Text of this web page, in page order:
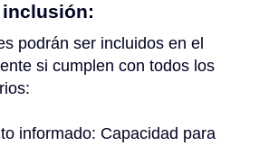
podrán ser incluidos en el
si cumplen con todos los
informado: Capacidad para